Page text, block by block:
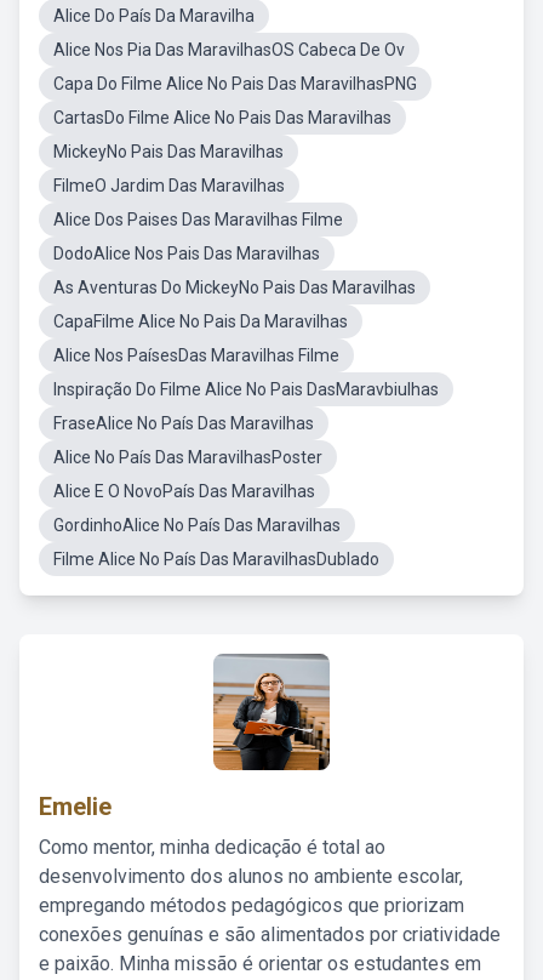
Alice Do País Da Maravilha
Alice Nos Pia Das MaravilhasOS Cabeca De Ov
Capa Do Filme Alice No Pais Das MaravilhasPNG
CartasDo Filme Alice No Pais Das Maravilhas
MickeyNo Pais Das Maravilhas
FilmeO Jardim Das Maravilhas
Alice Dos Paises Das Maravilhas Filme
DodoAlice Nos Pais Das Maravilhas
As Aventuras Do MickeyNo Pais Das Maravilhas
CapaFilme Alice No Pais Da Maravilhas
Alice Nos PaísesDas Maravilhas Filme
Inspiração Do Filme Alice No Pais DasMaravbiulhas
FraseAlice No País Das Maravilhas
Alice No País Das MaravilhasPoster
Alice E O NovoPaís Das Maravilhas
GordinhoAlice No País Das Maravilhas
Filme Alice No País Das MaravilhasDublado
Emelie
Como mentor, minha dedicação é total ao
desenvolvimento dos alunos no ambiente escolar,
empregando métodos pedagógicos que priorizam
conexões genuínas e são alimentados por criatividade
e paixão. Minha missão é orientar os estudantes em